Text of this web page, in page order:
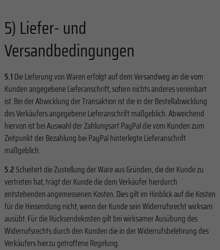
5) Liefer- und
Versandbedingungen
5.1Die Lieferung von Waren erfolgt auf dem Versandweg an die vom
Kunden angegebene Lieferanschrift, sofern nichts anderes vereinbart
ist. Bei der Abwicklung der Transaktion ist die in der Bestellabwicklung
des Verkäufers angegebene Lieferanschrift maßgeblich. Abweichend
hiervon ist bei Auswahl der Zahlungsart PayPal die vom Kunden zum
Zeitpunkt der Bezahlung bei PayPal hinterlegte Lieferanschrift
maßgeblich.
5.2Scheitert die Zustellung der Ware aus Gründen, die der Kunde zu
vertreten hat, trägt der Kunde die dem Verkäufer hierdurch
entstehenden angemessenen Kosten. Dies gilt im Hinblick auf die Kosten
für die Hinsendung nicht, wenn der Kunde sein Widerrufsrecht wirksam
ausübt. Für die Rücksendekosten gilt bei wirksamer Ausübung des
Widerrufsrechts durch den Kunden die in der Widerrufsbelehrung des
Verkäufers hierzu getroffene Regelung.